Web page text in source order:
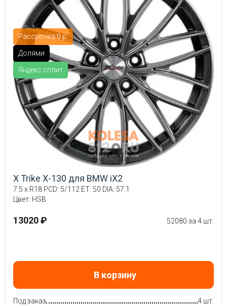
Рассрочка 0 р.
Долями
Яндекс.сплит
X Trike X-130 для BMW iX2
7.5 x R18 PCD: 5/112 ET: 50 DIA: 57.1
Цвет: HSB
13020 ₽ 52080 за 4 шт.
В корзину
Под заказ 4 шт.